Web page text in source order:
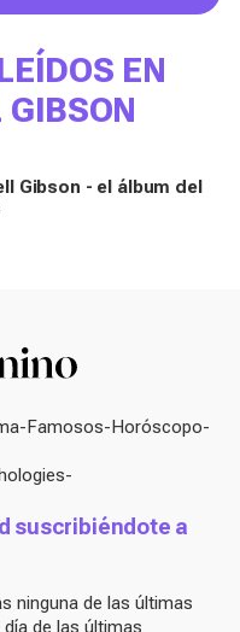
EN
GIBSON
Gibson - el álbum del
Famosos Horóscopo
suscribiéndote a
ninguna de las últimas
de las últimas